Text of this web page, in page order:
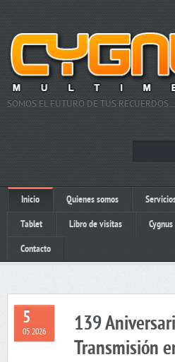
SOMOS EL FUTURO DE TUS RECUERDOS…
Inicio Quienes somos
Tablet Libro de visitas
Contacto
5
05 2026
139
Transmisión